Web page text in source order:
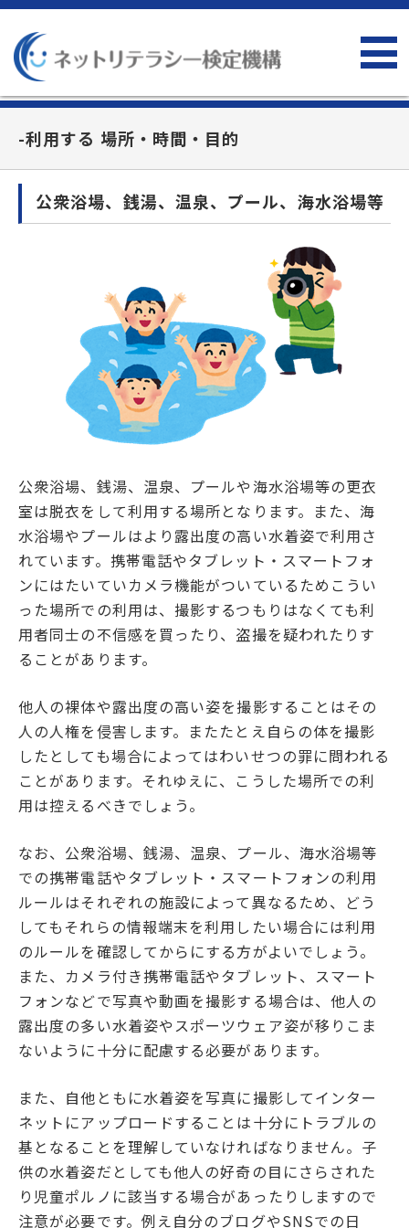
-利用する 場所・時間・目的
公衆浴場、銭湯、温泉、プール、海水浴場等
公衆浴場、銭湯、温泉、プールや海水浴場等の更衣
室は脱衣をして利用する場所となります。また、海
水浴場やプールはより露出度の高い水着姿で利用さ
れています。携帯電話やタブレット・スマートフォ
ンにはたいていカメラ機能がついているためこうい
った場所での利用は、撮影するつもりはなくても利
用者同士の不信感を買ったり、盗撮を疑われたりす
ることがあります。
他人の裸体や露出度の高い姿を撮影することはその
人の人権を侵害します。またたとえ自らの体を撮影
したとしても場合によってはわいせつの罪に問われる
ことがあります。それゆえに、こうした場所での利
用は控えるべきでしょう。
なお、公衆浴場、銭湯、温泉、プール、海水浴場等
での携帯電話やタブレット・スマートフォンの利用
ルールはそれぞれの施設によって異なるため、どう
してもそれらの情報端末を利用したい場合には利用
のルールを確認してからにする方がよいでしょう。
また、カメラ付き携帯電話やタブレット、スマート
フォンなどで写真や動画を撮影する場合は、他人の
露出度の多い水着姿やスポーツウェア姿が移りこま
ないように十分に配慮する必要があります。
また、自他ともに水着姿を写真に撮影してインター
ネットにアップロードすることは十分にトラブルの
基となることを理解していなければなりません。子
供の水着姿だとしても他人の好奇の目にさらされた
り児童ポルノに該当する場合があったりしますので
注意が必要です。例え自分のブログやSNSでの日